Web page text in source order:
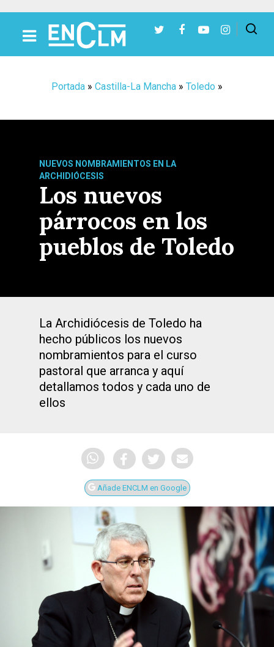
Portada » Castilla-La Mancha » Toledo »
NUEVOS NOMBRAMIENTOS EN LA
ARCHIDIÓCESIS
Los nuevos
párrocos en los
pueblos de Toledo
La Archidiócesis de Toledo ha
hecho públicos los nuevos
nombramientos para el curso
pastoral que arranca y aquí
detallamos todos y cada uno de
ellos
Añade ENCLM en Google